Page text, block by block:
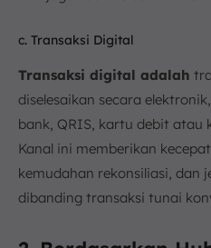
c. Transaksi Digital
Transaksi digital adalah
diselesaikan secara
bank, QRIS, kartu debit atau
Kanal ini memberikan
kemudahan rekonsiliasi, dan
dibanding transaksi tunai